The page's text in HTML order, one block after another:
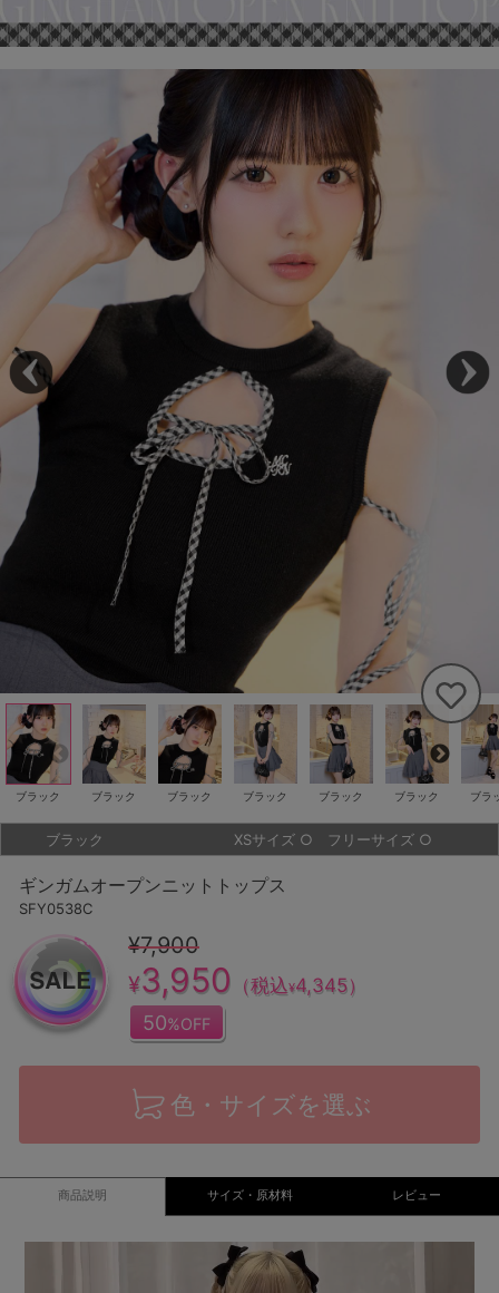
ブラック ブラック ブラック ブラック ブラック ブラック ブラ
ブラック XSサイズ ○ フリーサイズ ○
ギンガムオープンニットトップス
SFY0538C
¥7,900
¥3,950 （税込¥4,345）
50%OFF
色・サイズを選ぶ
商品説明 サイズ・原材料 レビュー